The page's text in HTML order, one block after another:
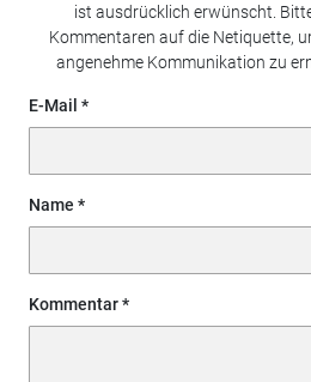
ist ausdrücklich erwünscht.
Kommentaren auf die Netiquette,
angenehme Kommunikation zu
E-Mail
Name
Kommentar